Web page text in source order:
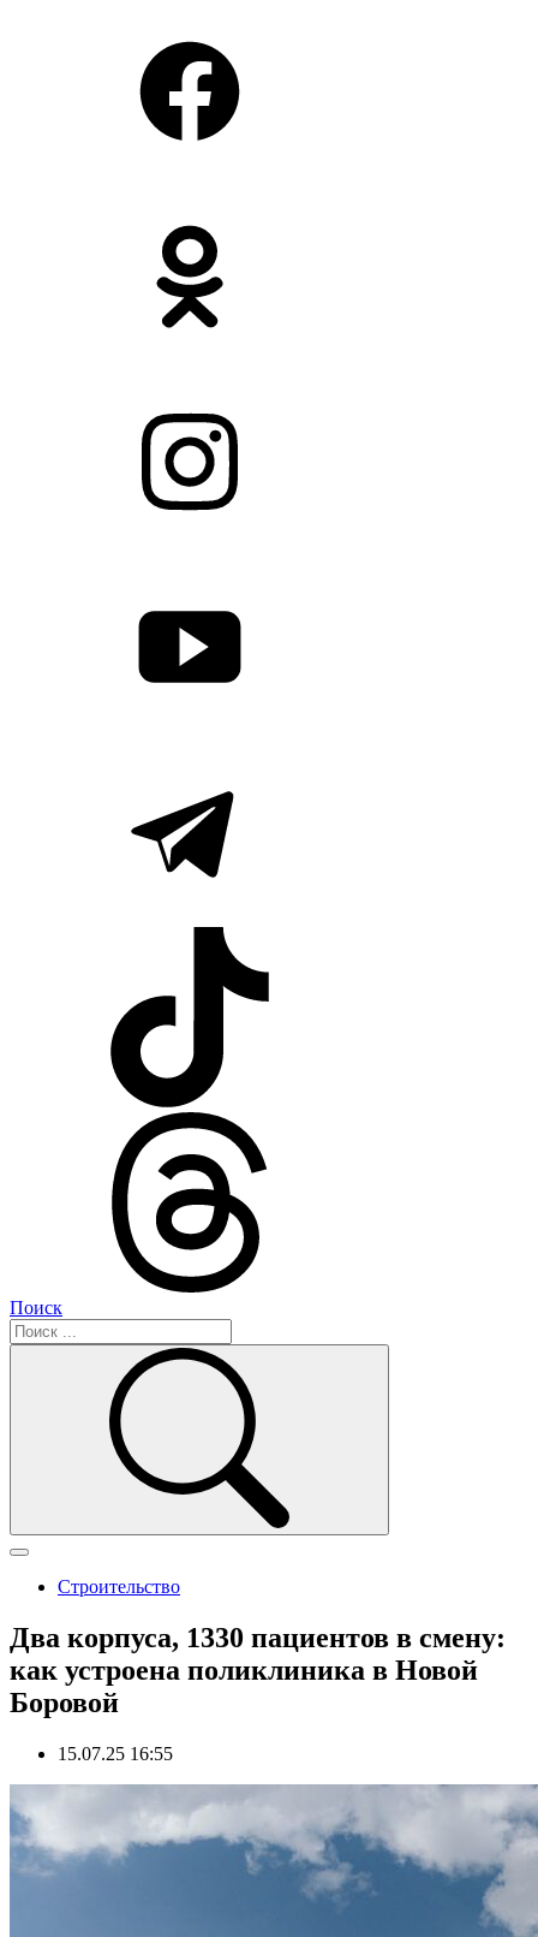
Поиск
Строительство
Два корпуса, 1330 пациентов в смену:
как устроена поликлиника в Новой
Боровой
15.07.25 16:55